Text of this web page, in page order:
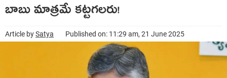
బాబు మాత్ర‌మే క‌ట్ట‌గల‌రు!
Article bySatya Published on: 11:29 am, 21 June 2025